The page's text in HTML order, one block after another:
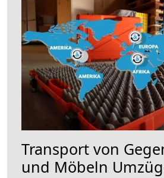
Transport von
und Möbeln